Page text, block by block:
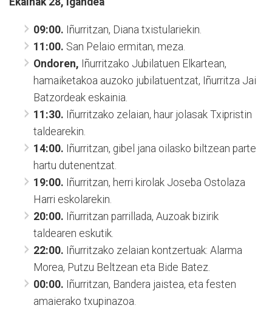
09:00. Iñurritzan, Diana txistulariekin.
11:00. San Pelaio ermitan, meza.
Ondoren, Iñurritzako Jubilatuen Elkartean,
hamaiketakoa auzoko jubilatuentzat, Iñurritza Jai
Batzordeak eskainia.
11:30. Iñurritzako zelaian, haur jolasak Txipristin
taldearekin.
14:00. Iñurritzan, gibel jana oilasko biltzean parte
hartu dutenentzat.
19:00. Iñurritzan, herri kirolak Joseba Ostolaza
Harri eskolarekin.
20:00. Iñurritzan parrillada, Auzoak bizirik
taldearen eskutik.
22:00. Iñurritzako zelaian kontzertuak: Alarma
Morea, Putzu Beltzean eta Bide Batez.
00:00. Iñurritzan, Bandera jaistea, eta festen
amaierako txupinazoa.